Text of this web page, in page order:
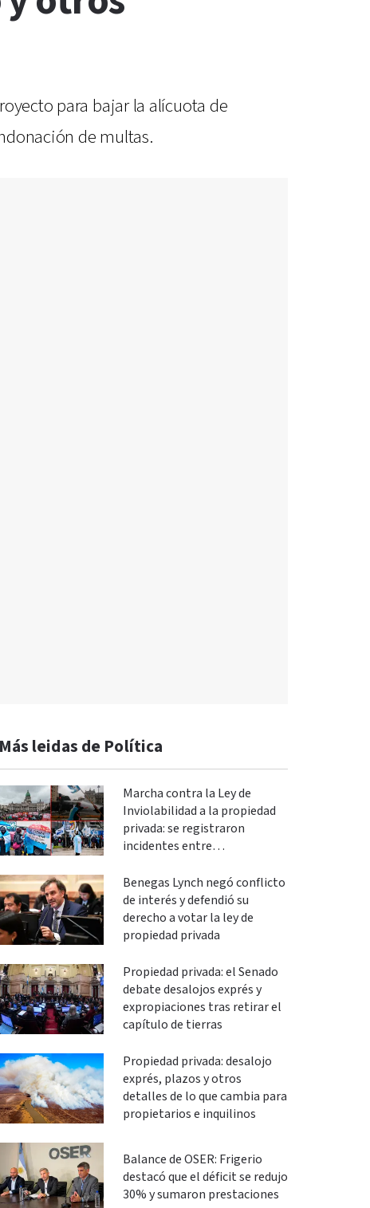
para bajar la alícuota de
de multas.
Más leidas de Política
Marcha contra la Ley de
Inviolabilidad a la propiedad
privada: se registraron
incidentes entre
Congreso
Benegas Lynch negó conflicto
de interés y defendió su
derecho a votar la ley de
propiedad privada
Propiedad privada: el Senado
debate desalojos exprés y
expropiaciones tras retirar el
capítulo de tierras
Propiedad privada: desalojo
exprés, plazos y otros
detalles de lo que cambia para
propietarios e inquilinos
Balance de OSER: Frigerio
destacó que el déficit se redujo
30% y sumaron prestaciones